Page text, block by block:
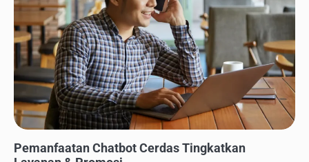
Pemanfaatan Chatbot Cerdas Tingkatkan